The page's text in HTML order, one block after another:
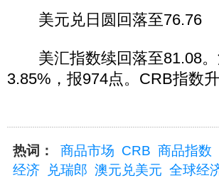
美元兑日圆回落至76.76
美汇指数续回落至81.08。
3.85%，报974点。CRB指数
热词： 商品市场 CRB 商品指数
经济
兑瑞郎 澳元兑美元 全球经